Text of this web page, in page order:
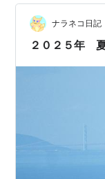
心だったのが、
ゼミが交じって
くともう夏も終
ナラネコ日記
２０２５年